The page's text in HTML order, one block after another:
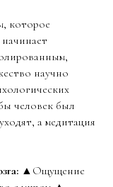
которое
научно
человек был
а медитация
▲Ощущение